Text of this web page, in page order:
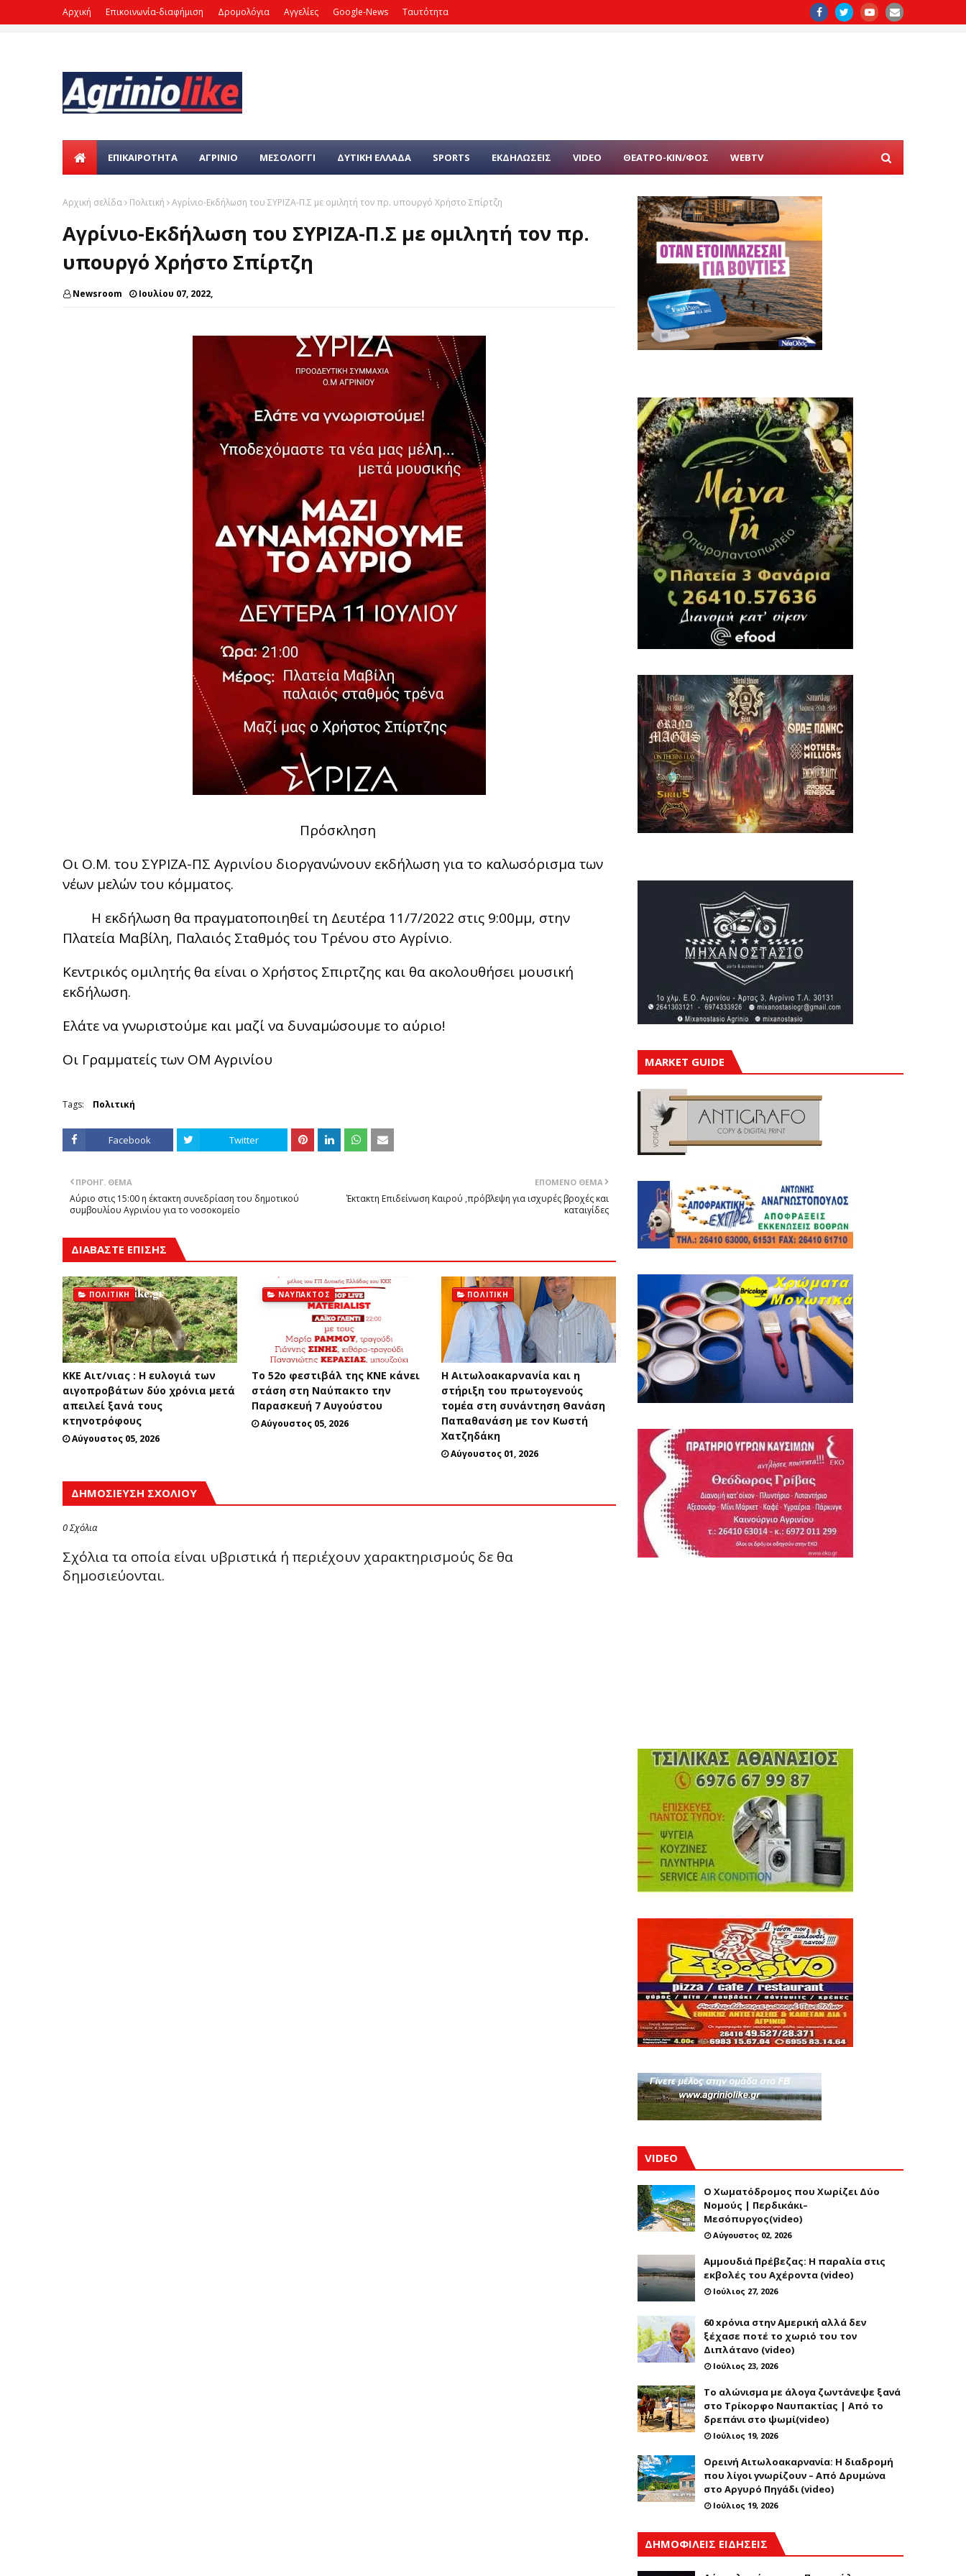
Αρχική Επικοινωνία-διαφήμιση Δρομολόγια Αγγελίες Google-News Ταυτότητα
ΕΠΙΚΑΙΡΌΤΗΤΑ ΑΓΡΙΝΙΟ ΜΕΣΟΛΟΓΓΙ ΔΥΤΙΚΗ ΕΛΛΑΔΑ SPORTS ΕΚΔΗΛΩΣΕΙΣ VIDEO ΘΕΑΤΡΟ-ΚΙΝ/ΦΟΣ WEBTV
Αρχική σελίδα Πολιτική Αγρίνιο-Εκδήλωση του ΣΥΡΙΖΑ-Π.Σ με ομιλητή τον πρ. υπουργό Χρήστο Σπίρτζη
Αγρίνιο-Εκδήλωση του ΣΥΡΙΖΑ-Π.Σ με ομιλητή τον πρ.
υπουργό Χρήστο Σπίρτζη
Newsroom Ιουλίου 07, 2022,
Πρόσκληση
Οι Ο.Μ. του ΣΥΡΙΖΑ-ΠΣ Αγρινίου διοργανώνουν εκδήλωση για το καλωσόρισμα των
νέων μελών του κόμματος.
Η εκδήλωση θα πραγματοποιηθεί τη Δευτέρα 11/7/2022 στις 9:00μμ, στην
Πλατεία Μαβίλη, Παλαιός Σταθμός του Τρένου στο Αγρίνιο.
Κεντρικός ομιλητής θα είναι ο Χρήστος Σπιρτζης και θα ακολουθήσει μουσική
εκδήλωση.
Ελάτε να γνωριστούμε και μαζί να δυναμώσουμε το αύριο!
Οι Γραμματείς των ΟΜ Αγρινίου
Tags: Πολιτική
Facebook Twitter
ΕΠΌΜΕΝΟ ΘΈΜΑ
Έκτακτη Επιδείνωση Καιρού ,πρόβλεψη για ισχυρές βροχές και
καταιγίδες
ΠΡΟΗΓ. ΘΈΜΑ
Αύριο στις 15:00 η έκτακτη συνεδρίαση του δημοτικού
συμβουλίου Αγρινίου για το νοσοκομείο
ΔΙΑΒΑΣΤΕ ΕΠΙΣΗΣ
ΠΟΛΙΤΙΚΉ
ΚΚΕ Αιτ/νιας : Η ευλογιά των
αιγοπροβάτων δύο χρόνια μετά
απειλεί ξανά τους
κτηνοτρόφους
Αύγουστος 05, 2026
ΝΑΎΠΑΚΤΟΣ
Tο 52ο φεστιβάλ της ΚΝΕ κάνει
στάση στη Ναύπακτο την
Παρασκευή 7 Αυγούστου
Αύγουστος 05, 2026
ΠΟΛΙΤΙΚΉ
H Αιτωλοακαρνανία και η
στήριξη του πρωτογενούς
τομέα στη συνάντηση Θανάση
Παπαθανάση με τον Κωστή
Χατζηδάκη
Αύγουστος 01, 2026
ΔΗΜΟΣΊΕΥΣΗ ΣΧΟΛΊΟΥ
0 Σχόλια
Σχόλια τα οποία είναι υβριστικά ή περιέχουν χαρακτηρισμούς δε θα
δημοσιεύονται.
MARKET GUIDE
VIDEO
Ο Χωματόδρομος που Χωρίζει Δύο
Νομούς | Περδικάκι–
Μεσόπυργος(video)
Αύγουστος 02, 2026
Αμμουδιά Πρέβεζας: Η παραλία στις
εκβολές του Αχέροντα (video)
Ιούλιος 27, 2026
60 xρόνια στην Αμερική αλλά δεν
ξέχασε ποτέ το χωριό του τον
Διπλάτανο (video)
Ιούλιος 23, 2026
Το αλώνισμα με άλογα ζωντάνεψε ξανά
στο Τρίκορφο Ναυπακτίας | Από το
δρεπάνι στο ψωμί(video)
Ιούλιος 19, 2026
Ορεινή Αιτωλοακαρνανία: Η διαδρομή
που λίγοι γνωρίζουν – Από Δρυμώνα
στο Αργυρό Πηγάδι (video)
Ιούλιος 19, 2026
ΔΗΜΟΦΙΛΕΙΣ ΕΙΔΗΣΕΙΣ